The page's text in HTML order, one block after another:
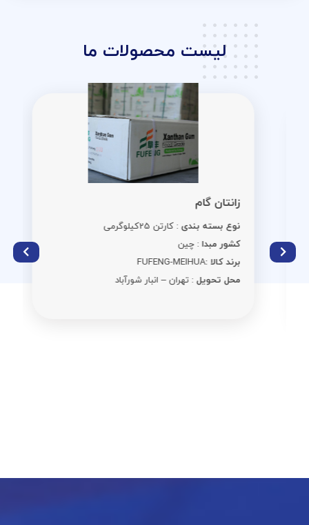
لیست محصولات ما
زانتان گام
نوع بسته بندی: کارتن 25کیلوگرمی
کشور مبدا: چین
برند کالا :FUFENG-MEIHUA
محل تحویل: تهران – انبار شورآباد